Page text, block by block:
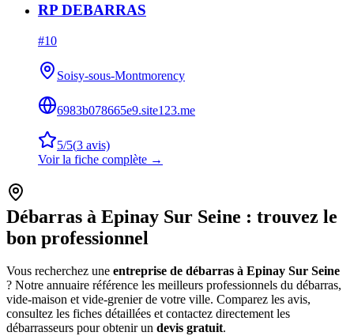
RP DEBARRAS
#10
Soisy-sous-Montmorency
6983b078665e9.site123.me
5/5(3 avis)
Voir la fiche complète →
Débarras à Epinay Sur Seine : trouvez le
bon professionnel
Vous recherchez une entreprise de débarras à Epinay Sur Seine
? Notre annuaire référence les meilleurs professionnels du débarras,
vide-maison et vide-grenier de votre ville. Comparez les avis,
consultez les fiches détaillées et contactez directement les
débarrasseurs pour obtenir un devis gratuit.